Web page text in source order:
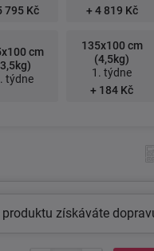
795 Kč
+ 4 819 Kč
cm
týdne
135x100 cm
(4,5kg)
1. týdne
+ 184 Kč
získáváte